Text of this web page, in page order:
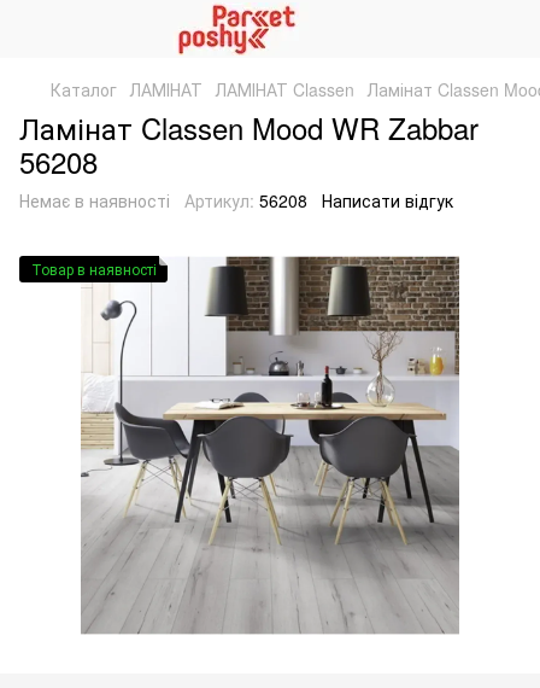
Каталог ЛАМІНАТ ЛАМІНАТ Classen Ламінат Classen
Ламінат Classen Mood WR Zabbar
56208
Немає в наявності Артикул: 56208 Написати відгук
Товар в наявності